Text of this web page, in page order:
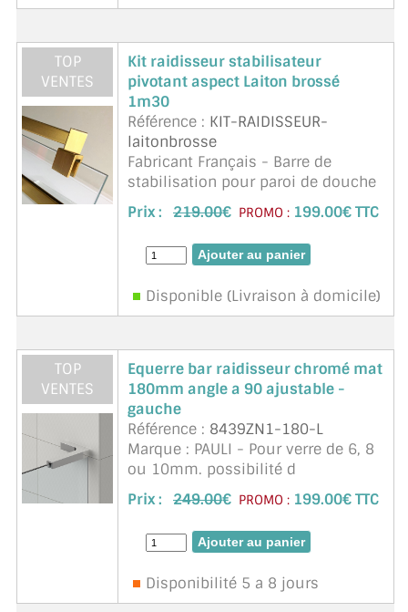
TOP
VENTES
Kit raidisseur stabilisateur
pivotant aspect Laiton brossé
1m30
Référence : KIT-RAIDISSEUR-
laitonbrosse
Fabricant Français - Barre de
stabilisation pour paroi de douche
de 6 à 10mm d'épaisseur. Réglable
et orientable, recoupe facile,
finition parfaite, tube carré. Ligne
moderne et épur& ...suite
Prix : 219.00€ PROMO : 199.00€ TTC
Disponible (Livraison à domicile)
TOP
VENTES
Equerre bar raidisseur chromé mat
180mm angle a 90 ajustable -
gauche
Référence : 8439ZN1-180-L
Marque : PAULI - Pour verre de 6, 8
ou 10mm. possibilité d
ajustement. cornière stabilisatrice
avec réglage mural par trous
oblongs. clipsable sur le chant du
verre. sans usinage du verre. vis
Prix : 249.00€ PROMO : 199.00€ TTC
Disponibilité 5 a 8 jours